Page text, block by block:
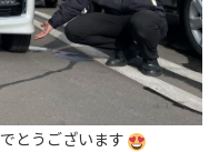
とうございます